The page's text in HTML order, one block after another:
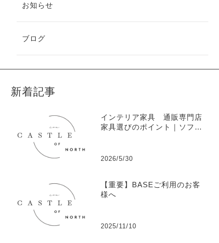
お知らせ
ブログ
新着記事
インテリア家具 通販専門店
家具選びのポイント｜ソフ
2026/5/30
【重要】BASEご利用のお客
様へ
2025/11/10